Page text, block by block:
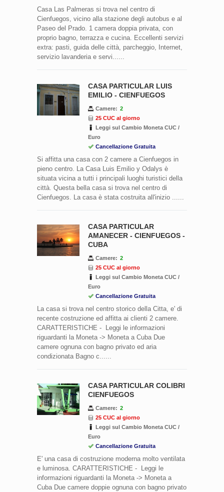
Casa Las Palmeras si trova nel centro di
Cienfuegos, vicino alla stazione degli autobus e al
Paseo del Prado. 1 camera doppia privata, con
proprio bagno, terrazza e cucina. Eccellenti servizi
extra: pasti, guida delle città, parcheggio, Internet,
servizio lavanderia e servi......
CASA PARTICULAR LUIS
EMILIO - CIENFUEGOS
Camere: 2
25 CUC al giorno
Leggi sul Cambio Moneta CUC /
Euro
Cancellazione Gratuita
Si affitta una casa con 2 camere a Cienfuegos in
pieno centro. La Casa Luis Emilio y Odalys è
situata vicina a tutti i principali luoghi turistici della
città. Questa bella casa si trova nel centro di
Cienfuegos. La casa è stata costruita all'inizio ......
CASA PARTICULAR
AMANECER - CIENFUEGOS -
CUBA
Camere: 2
25 CUC al giorno
Leggi sul Cambio Moneta CUC /
Euro
Cancellazione Gratuita
La casa si trova nel centro storico della Citta, e' di
recente costruzione ed affitta ai clienti 2 camere.
CARATTERISTICHE - Leggi le informazioni
riguardanti la Moneta -> Moneta a Cuba Due
camere ognuna con bagno privato ed aria
condizionata Bagno c......
CASA PARTICULAR COLIBRI
CIENFUEGOS
Camere: 2
25 CUC al giorno
Leggi sul Cambio Moneta CUC /
Euro
Cancellazione Gratuita
E' una casa di costruzione moderna molto ventilata
e luminosa. CARATTERISTICHE - Leggi le
informazioni riguardanti la Moneta -> Moneta a
Cuba Due camere doppie ognuna con bagno privato